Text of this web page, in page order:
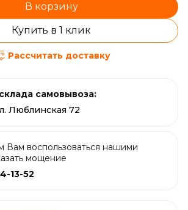
В корзину
Купить в 1 клик
Рассчитать доставку
самовывоза:
Люблинская 72
Вам воспользоваться нашими
мощение
13-52